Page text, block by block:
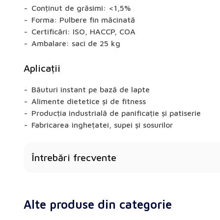
Conținut de grăsimi: <1,5%
Forma: Pulbere fin măcinată
Certificări: ISO, HACCP, COA
Ambalare: saci de 25 kg
Aplicații
Băuturi instant pe bază de lapte
Alimente dietetice și de fitness
Producția industrială de panificație și patiserie
Fabricarea înghețatei, supei și sosurilor
Întrebări frecvente
Pot folosi SMP în produse fără zahăr?
Alte produse din categorie